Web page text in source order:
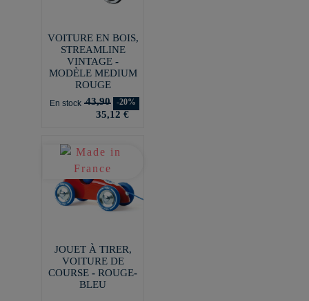
VOITURE EN BOIS,
STREAMLINE
VINTAGE -
MODÈLE MEDIUM
ROUGE
En stock 43,90 -20%
35,12 €
JOUET À TIRER,
VOITURE DE
COURSE - ROUGE-
BLEU